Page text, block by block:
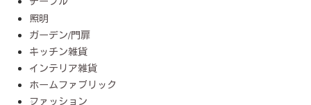
照明
ガーデン/門扉
キッチン雑貨
インテリア雑貨
ホームファブリック
ファッション